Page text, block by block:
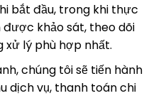
bắt đầu, trong khi thực
được khảo sát, theo dõi
xử lý phù hợp nhất.
chúng tôi sẽ tiến hành
dịch vụ, thanh toán chi